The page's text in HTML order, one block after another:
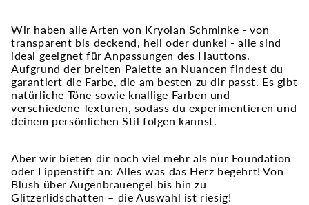
Wir haben alle Arten von Kryolan Schminke - von
transparent bis deckend, hell oder dunkel - alle sind
ideal geeignet für Anpassungen des Hauttons.
Aufgrund der breiten Palette an Nuancen findest du
garantiert die Farbe, die am besten zu dir passt. Es gibt
natürliche Töne sowie knallige Farben und
verschiedene Texturen, sodass du experimentieren und
deinem persönlichen Stil folgen kannst.
Aber wir bieten dir noch viel mehr als nur Foundation
oder Lippenstift an: Alles was das Herz begehrt! Von
Blush über Augenbrauengel bis hin zu
Glitzerlidschatten – die Auswahl ist riesig!